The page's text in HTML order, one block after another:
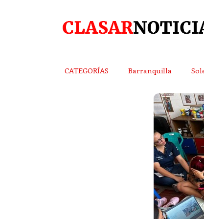
CATEGORÍAS Barranquilla